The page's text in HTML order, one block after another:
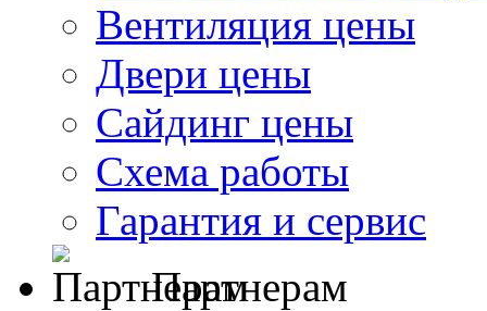
Вентиляция цены
Двери цены
Сайдинг цены
Схема работы
Гарантия и сервис
Партнерам